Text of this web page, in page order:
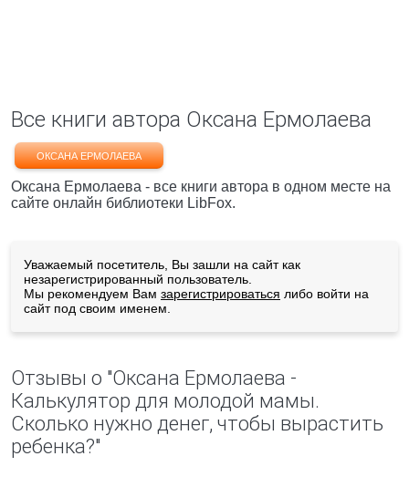
Все книги автора Оксана Ермолаева
ОКСАНА ЕРМОЛАЕВА
Оксана Ермолаева - все книги автора в одном месте на
сайте онлайн библиотеки LibFox.
Уважаемый посетитель, Вы зашли на сайт как
незарегистрированный пользователь.
Мы рекомендуем Вам зарегистрироваться либо войти на
сайт под своим именем.
Отзывы о "Оксана Ермолаева -
Калькулятор для молодой мамы.
Сколько нужно денег, чтобы вырастить
ребенка?"